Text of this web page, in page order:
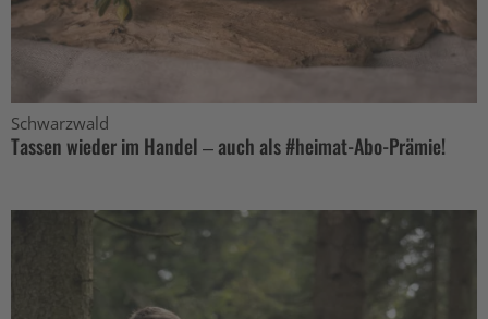
Schwarzwald
Tassen wieder im Handel – auch als #heimat-Abo-Prämie!